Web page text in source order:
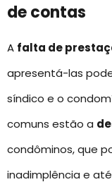
de contas
A falta de
apresentá-las
síndico e o
comuns estão a
condôminos, que
inadimplência e